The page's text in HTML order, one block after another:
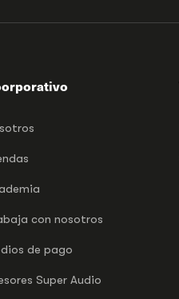
con nosotros
de pago
Super Audio